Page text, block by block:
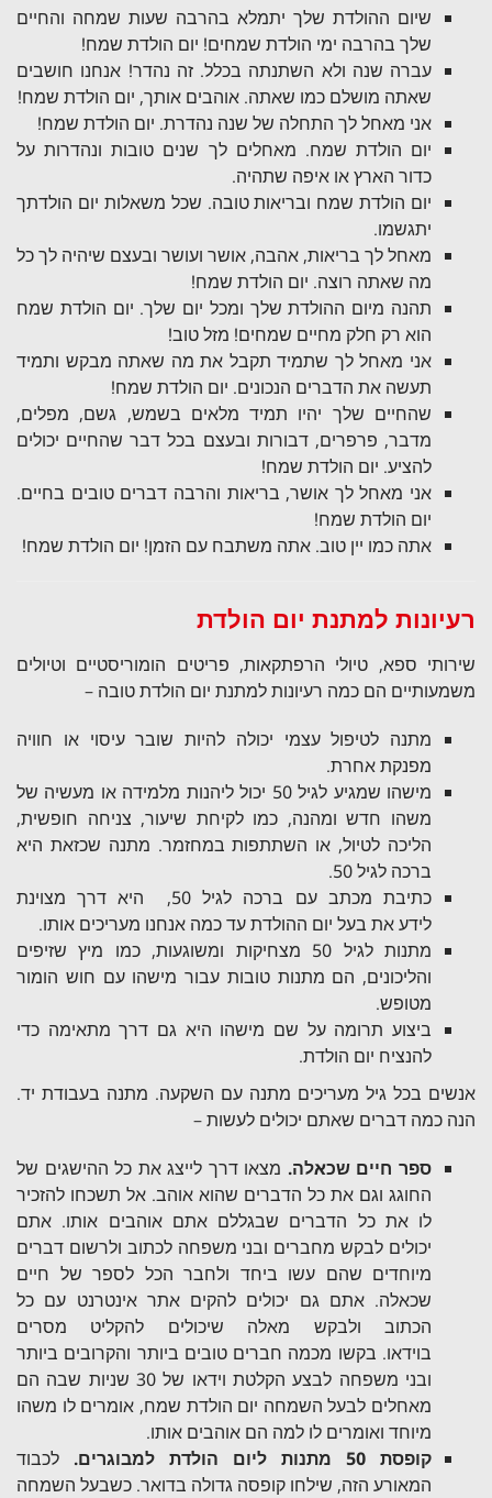
שיום ההולדת שלך יתמלא בהרבה שעות שמחה והחיים
שלך בהרבה ימי הולדת שמחים! יום הולדת שמח!
עברה שנה ולא השתנתה בכלל. זה נהדר! אנחנו חושבים
שאתה מושלם כמו שאתה. אוהבים אותך, יום הולדת שמח!
אני מאחל לך התחלה של שנה נהדרת. יום הולדת שמח!
יום הולדת שמח. מאחלים לך שנים טובות ונהדרות על
כדור הארץ או איפה שתהיה.
יום הולדת שמח ובריאות טובה. שכל משאלות יום הולדתך
יתגשמו.
מאחל לך בריאות, אהבה, אושר ועושר ובעצם שיהיה לך כל
מה שאתה רוצה. יום הולדת שמח!
תהנה מיום ההולדת שלך ומכל יום שלך. יום הולדת שמח
הוא רק חלק מחיים שמחים! מזל טוב!
אני מאחל לך שתמיד תקבל את מה שאתה מבקש ותמיד
תעשה את הדברים הנכונים. יום הולדת שמח!
שהחיים שלך יהיו תמיד מלאים בשמש, גשם, מפלים,
מדבר, פרפרים, דבורות ובעצם בכל דבר שהחיים יכולים
להציע. יום הולדת שמח!
אני מאחל לך אושר, בריאות והרבה דברים טובים בחיים.
יום הולדת שמח!
אתה כמו יין טוב. אתה משתבח עם הזמן! יום הולדת שמח!
רעיונות למתנת יום הולדת
שירותי ספא, טיולי הרפתקאות, פריטים הומוריסטיים וטיולים
משמעותיים הם כמה רעיונות למתנת יום הולדת טובה –
מתנה לטיפול עצמי יכולה להיות שובר עיסוי או חוויה
מפנקת אחרת.
מישהו שמגיע לגיל 50 יכול ליהנות מלמידה או מעשיה של
משהו חדש ומהנה, כמו לקיחת שיעור, צניחה חופשית,
הליכה לטיול, או השתתפות במחזמר. מתנה שכזאת היא
ברכה לגיל 50.
כתיבת מכתב עם ברכה לגיל 50, היא דרך מצוינת
לידע את בעל יום ההולדת עד כמה אנחנו מעריכים אותו.
מתנות לגיל 50 מצחיקות ומשוגעות, כמו מיץ שזיפים
והליכונים, הם מתנות טובות עבור מישהו עם חוש הומור
מטופש.
ביצוע תרומה על שם מישהו היא גם דרך מתאימה כדי
להנציח יום הולדת.
אנשים בכל גיל מעריכים מתנה עם השקעה. מתנה בעבודת יד.
הנה כמה דברים שאתם יכולים לעשות –
ספר חיים שכאלה. מצאו דרך לייצג את כל ההישגים של
החוגג וגם את כל הדברים שהוא אוהב. אל תשכחו להזכיר
לו את כל הדברים שבגללם אתם אוהבים אותו. אתם
יכולים לבקש מחברים ובני משפחה לכתוב ולרשום דברים
מיוחדים שהם עשו ביחד ולחבר הכל לספר של חיים
שכאלה. אתם גם יכולים להקים אתר אינטרנט עם כל
הכתוב ולבקש מאלה שיכולים להקליט מסרים
בוידאו. בקשו מכמה חברים טובים ביותר והקרובים ביותר
ובני משפחה לבצע הקלטת וידאו של 30 שניות שבה הם
מאחלים לבעל השמחה יום הולדת שמח, אומרים לו משהו
מיוחד ואומרים לו למה הם אוהבים אותו.
קופסת 50 מתנות ליום הולדת למבוגרים.
לכבוד
המאורע הזה, שילחו קופסה גדולה בדואר. כשבעל השמחה